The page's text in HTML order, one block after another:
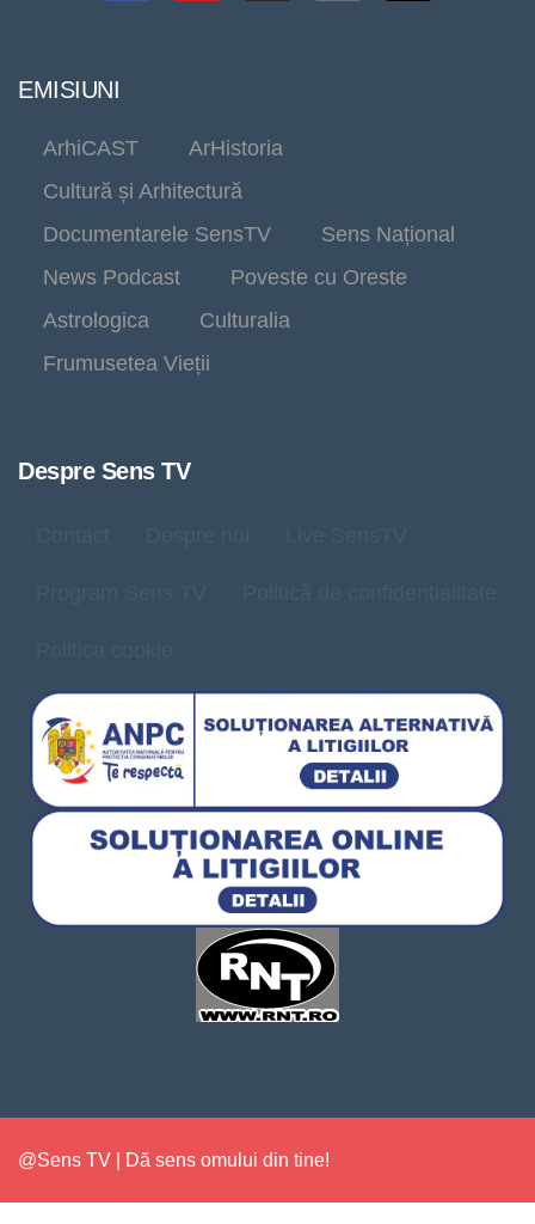
EMISIUNI
ArhiCAST
ArHistoria
Cultură și Arhitectură
Documentarele SensTV
Sens Național
News Podcast
Poveste cu Oreste
Astrologica
Culturalia
Frumusetea Vieții
Despre Sens TV
@Sens TV | Dă sens omului din tine!